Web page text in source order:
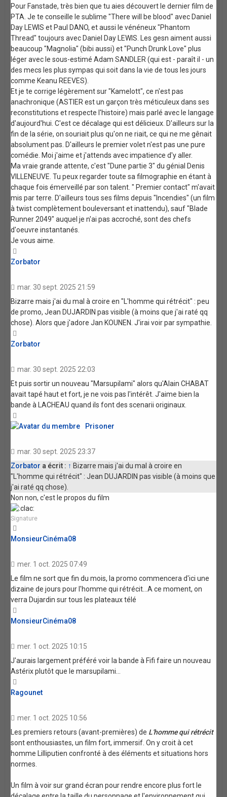
Pour Fanstade, très bien que tu aies découvert le dernier film de
PTA. Je te conseille le sublime "There will be blood" avec Daniel
Day LEWIS et Paul DANO, et aussi le vénéneux "Phantom
Thread" toujours avec Daniel Day LEWIS. Les gesn aiment aussi
beaucoup "Magnolia" (bibi aussi) et "Punch Drunk Love" plus
léger avec le sous-estimé Adam SANDLER (qui est - paraît il - un
des mecs les plus sympas qui soit dans la vie de tous les jours
comme Keanu REEVES).
Et je te corrige légèrement sur "Kamelott", ce n'est pas
anachronique (ASTIER est un garçon très méticuleux dans ses
reconstitutions et respecte l'histoire) mais parlé avec le langage
d'aujourd'hui. C'est ce décalage qui est délicieux. D'ailleurs sur la
fin de la série, on souriait plus qu'on ne riait, ce qui ne me gênait
absolument pas. D'ailleurs le premier volet n'est pas une pure
comédie. Moi j'aime et j'attends avec impatience d'y aller.
Ma vraie grande attente, c'est "Dune partie 3" du génial Denis
VILLENEUVE. Tu peux regarder toute sa filmographie en étant à
chaque fois émerveillé par son talent. " Premier contact" m'avait
mis par terre. D'ailleurs tous ses films depuis "Incendies" (un film
à twist complètement bouleversant et inattendu), sauf "Blade
Runner 2049" auquel je n'ai pas accroché, sont des chefs
d'oeuvre instantanés.
Je vous aime.
Zorbator
mar. 30 sept. 2025 21:59
Bizarre mais j'ai du mal à croire en "L'homme qui rétrécit" : peu
de promo, Jean DUJARDIN pas visible (à moins que j'ai raté qq
chose). Alors que j'adore Jan KOUNEN. J'irai voir par sympathie.
Zorbator
mar. 30 sept. 2025 22:03
Et puis sortir un nouveau "Marsupilami" alors qu'Alain CHABAT
avait tapé haut et fort, je ne vois pas l'intérêt. J'aime bien la
bande à LACHEAU quand ils font des scenarii originaux.
Prisoner
mar. 30 sept. 2025 23:37
Zorbator a écrit : ↑ Bizarre mais j'ai du mal à croire en
"L'homme qui rétrécit" : Jean DUJARDIN pas visible (à moins que
j'ai raté qq chose).
Non non, c'est le propos du film
Signature
MonsieurCinéma08
mer. 1 oct. 2025 07:49
Le film ne sort que fin du mois, la promo commencera d'ici une
dizaine de jours pour l'homme qui rétrécit...A ce moment, on
verra Dujardin sur tous les plateaux télé
MonsieurCinéma08
mer. 1 oct. 2025 10:15
J'aurais largement préféré voir la bande à Fifi faire un nouveau
Astérix plutôt que le marsupilami...
Ragounet
mer. 1 oct. 2025 10:56
Les premiers retours (avant-premières) de L'homme qui rétrécit
sont enthousiastes, un film fort, immersif. On y croit à cet
homme Lilliputien confronté à des éléments et situations hors
normes.
Un film à voir sur grand écran pour rendre encore plus fort le